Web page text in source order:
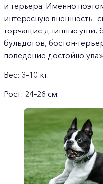
и терьера. Именно
интересную внешность:
торчащие длинные уши,
бульдогов, бостон-
поведение достойно
Вес: 3–10 кг.
Рост: 24–28 см.